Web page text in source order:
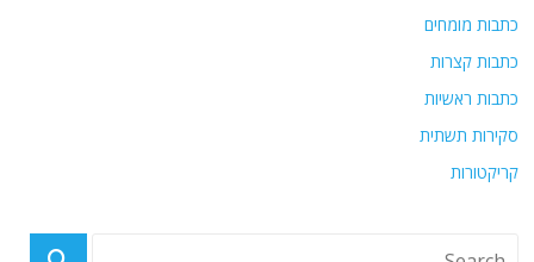
כתבות מומחים
כתבות קצרות
כתבות ראשיות
סקירות תשתית
קריקטורות